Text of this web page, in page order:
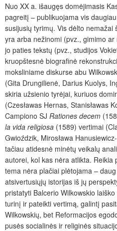
Nuo XX a. išaugęs domėjimasis
pagreitį – publikuojama vis
susijusių tyrimų. Vis dėlto
yra arba nežinomi (pvz., gimimo
jo paties tekstų (pvz., studijos
kruopštesnė biografinė
moksliniame diskurse abu
(Gita Drungilienė, Darius Kuolys,
skiria užsienio tyrėjai, kuriuos
(Czesławas Hernas, Stanisławas
Campiono SJ Rationes decem
la vida religiosa (1589) vertimai
Gwioździk, Mirosława
tačiau atidesnė minėtų veikalų
autorei, kol kas nėra atlikta. Reikia
tema nėra plačiai plėtojama –
atsivertusiųjų istorijas iš jų
pristatyti Balcerio Wilkowskio
turinį ir pateikti vertimą, galintį
Wilkowskių, bet Reformacijos
pusės socialinės ir religinės